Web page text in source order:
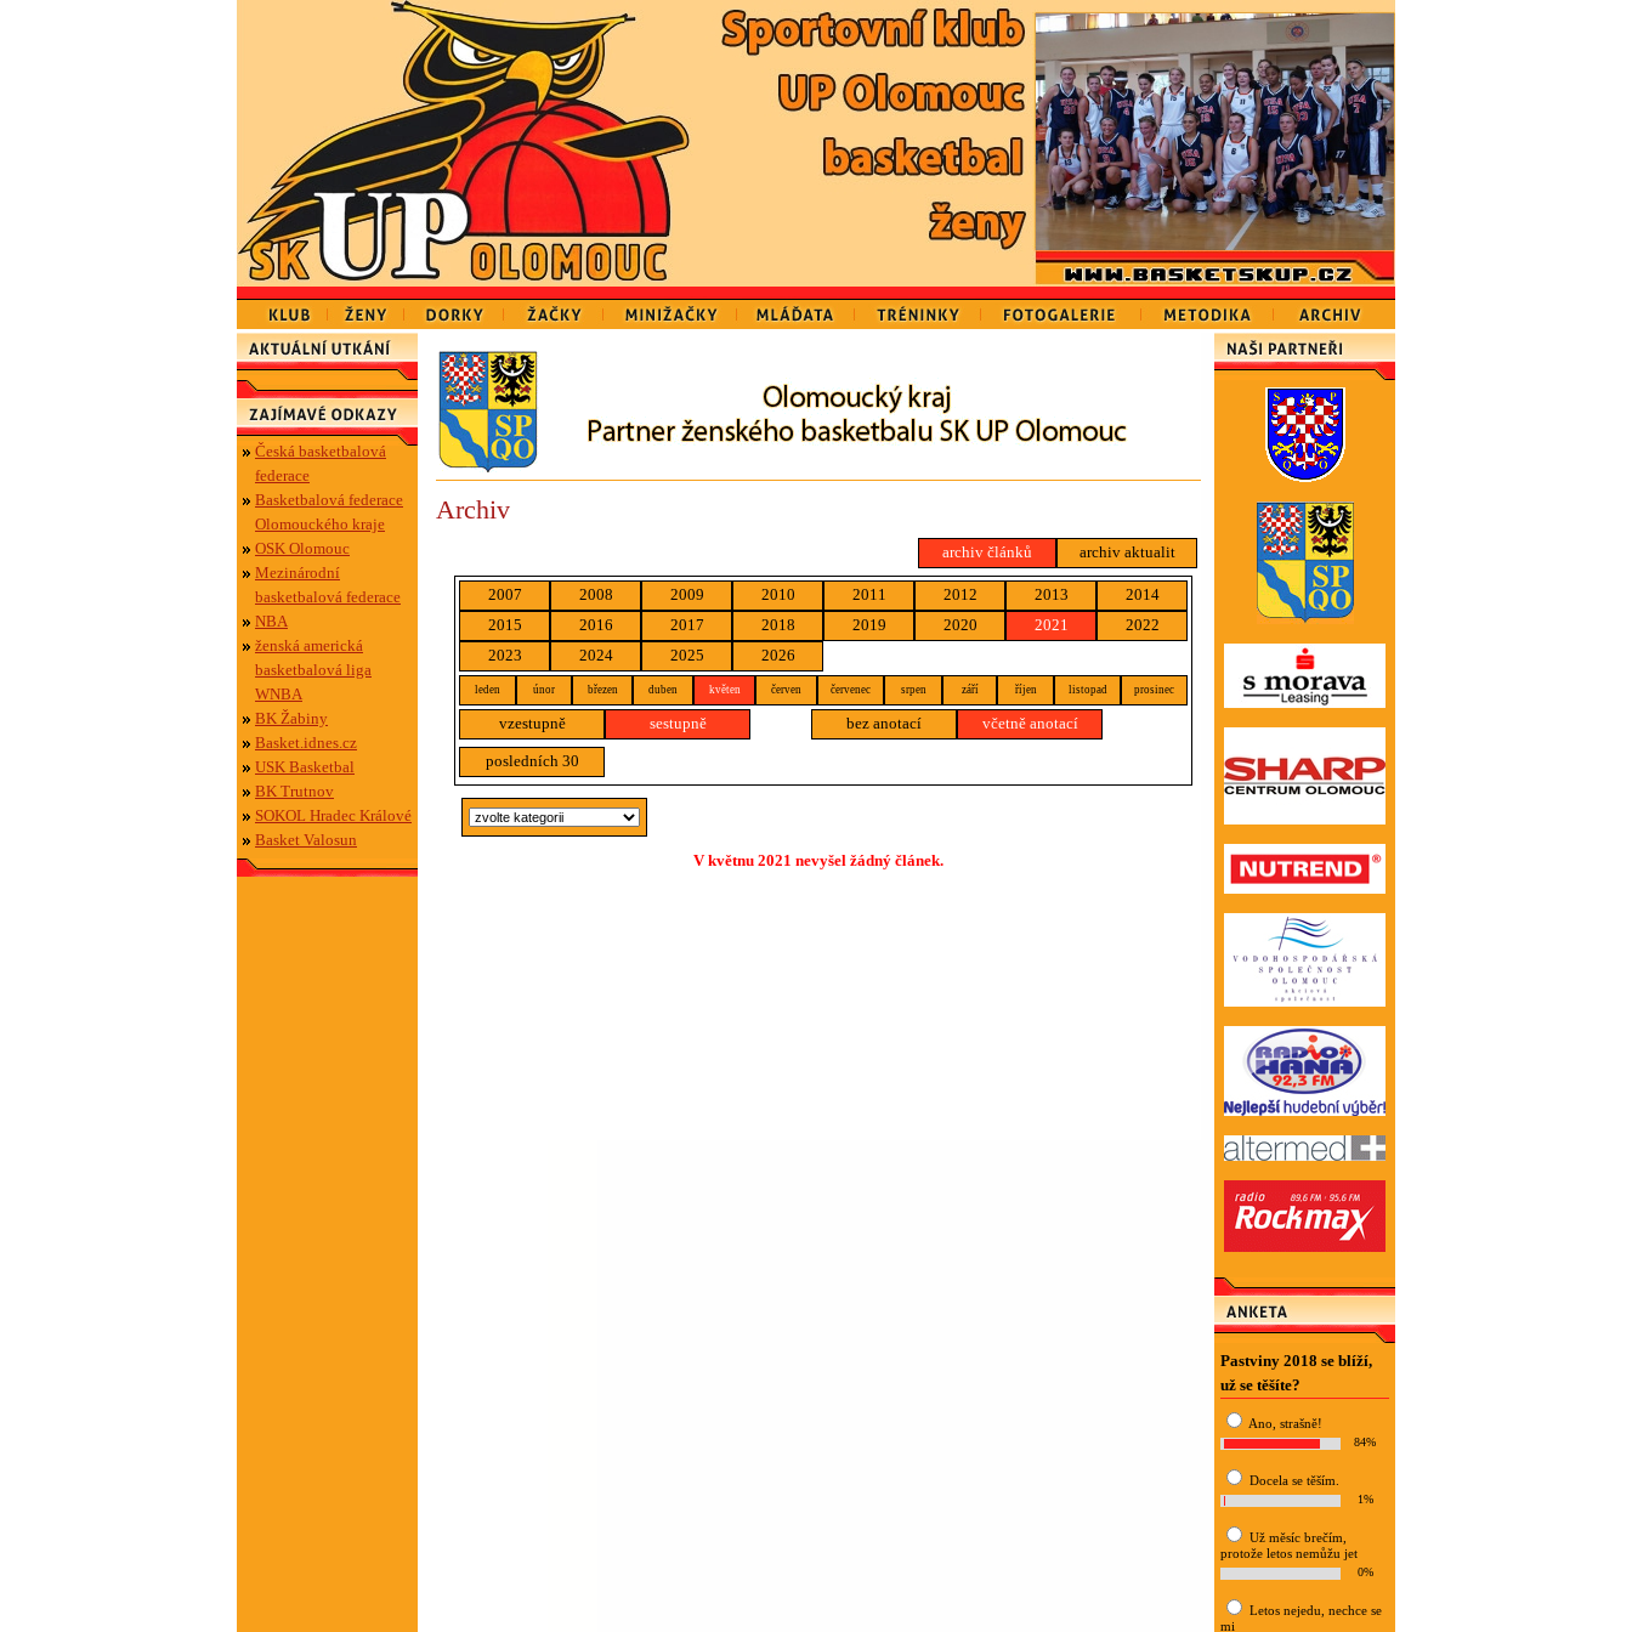
Česká basketbalová
federace
Basketbalová federace
Olomouckého kraje
OSK Olomouc
Mezinárodní
basketbalová federace
NBA
ženská americká
basketbalová liga
WNBA
BK Žabiny
Basket.idnes.cz
USK Basketbal
BK Trutnov
SOKOL Hradec Králové
Basket Valosun
Archiv
archiv článků archiv aktualit
2007 2008 2009 2010 2011 2012 2013
2014
2015
2016 2017 2018 2019 2020 2021
2022
2023
2024 2025 2026
leden únor březen duben květen červen červenec srpen září říjen listopad prosinec
vzestupně sestupně bez anotací včetně anotací
posledních 30
V květnu 2021 nevyšel žádný článek.
Pastviny 2018 se blíží,
už se těšíte?
Ano, strašně!
84%
Docela se těším.
1%
Už měsíc brečím,
protože letos nemůžu jet
0%
Letos nejedu, nechce se
mi